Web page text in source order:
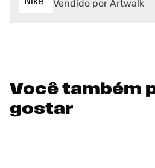
Vendido por Artwalk
Você também
gostar